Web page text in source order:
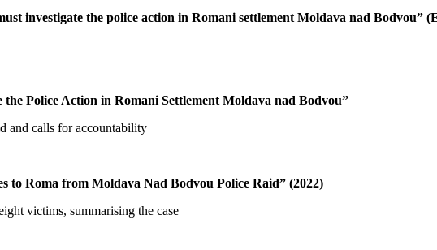
investigate the police action in Romani settlement Moldava nad Bodvou”
Police Action in Romani Settlement Moldava nad Bodvou”
and calls for accountability
to Roma from Moldava Nad Bodvou Police Raid” (2022)
victims, summarising the case